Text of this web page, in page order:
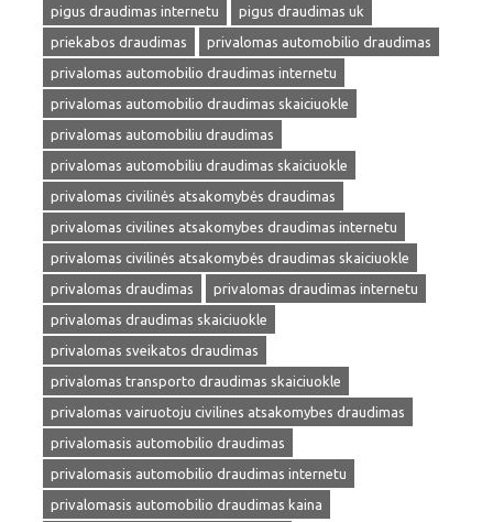
pigus draudimas internetu
pigus draudimas uk
priekabos draudimas
privalomas automobilio draudimas
privalomas automobilio draudimas internetu
privalomas automobilio draudimas skaiciuokle
privalomas automobiliu draudimas
privalomas automobiliu draudimas skaiciuokle
privalomas civilinės atsakomybės draudimas
privalomas civilines atsakomybes draudimas internetu
privalomas civilinės atsakomybės draudimas skaiciuokle
privalomas draudimas
privalomas draudimas internetu
privalomas draudimas skaiciuokle
privalomas sveikatos draudimas
privalomas transporto draudimas skaiciuokle
privalomas vairuotoju civilines atsakomybes draudimas
privalomasis automobilio draudimas
privalomasis automobilio draudimas internetu
privalomasis automobilio draudimas kaina